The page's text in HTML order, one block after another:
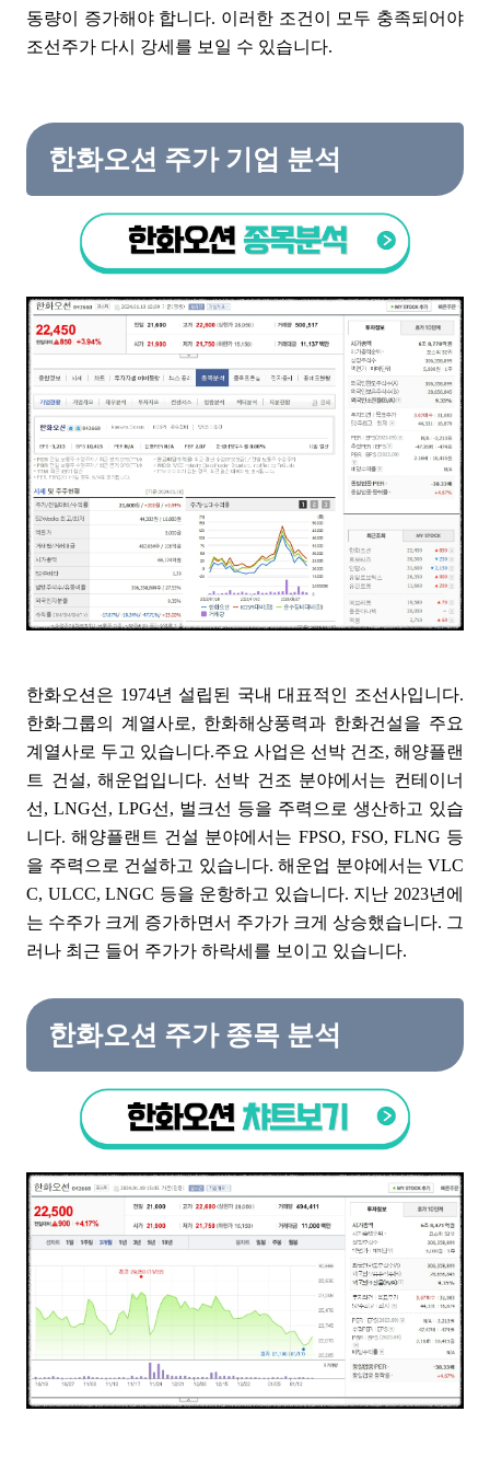
동량이 증가해야 합니다. 이러한 조건이 모두 충족되어야
조선주가 다시 강세를 보일 수 있습니다.
한화오션 주가 기업 분석
한화오션은 1974년 설립된 국내 대표적인 조선사입니다.
한화그룹의 계열사로, 한화해상풍력과 한화건설을 주요
계열사로 두고 있습니다.주요 사업은 선박 건조, 해양플랜
트 건설, 해운업입니다. 선박 건조 분야에서는 컨테이너
선, LNG선, LPG선, 벌크선 등을 주력으로 생산하고 있습
니다. 해양플랜트 건설 분야에서는 FPSO, FSO, FLNG 등
을 주력으로 건설하고 있습니다. 해운업 분야에서는 VLC
C, ULCC, LNGC 등을 운항하고 있습니다. 지난 2023년에
는 수주가 크게 증가하면서 주가가 크게 상승했습니다. 그
러나 최근 들어 주가가 하락세를 보이고 있습니다.
한화오션 주가 종목 분석